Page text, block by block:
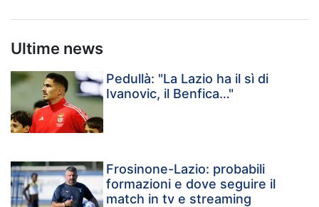
Ultime news
Pedullà: "La Lazio ha il sì di
Ivanovic, il Benfica…"
Frosinone-Lazio: probabili
formazioni e dove seguire il
match in tv e streaming